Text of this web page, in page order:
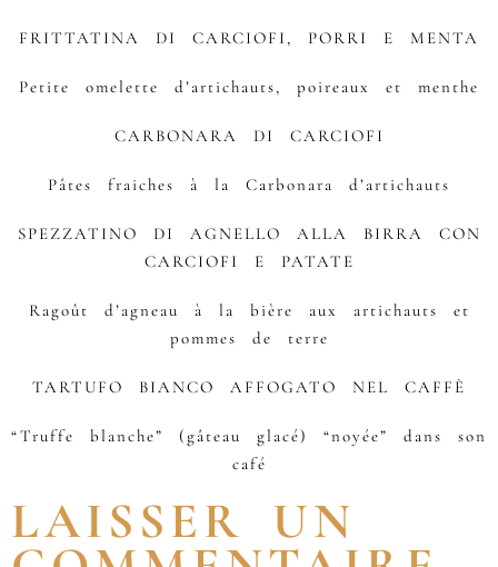
FRITTATINA DI CARCIOFI, PORRI E MENTA
Petite omelette d’artichauts, poireaux et menthe
CARBONARA DI CARCIOFI
Pâtes fraiches à la Carbonara d’artichauts
SPEZZATINO DI AGNELLO ALLA BIRRA CON
CARCIOFI E PATATE
Ragoût d’agneau à la bière aux artichauts et
pommes de terre
TARTUFO BIANCO AFFOGATO NEL CAFFÈ
“Truffe blanche” (gâteau glacé) “noyée” dans son
café
LAISSER UN